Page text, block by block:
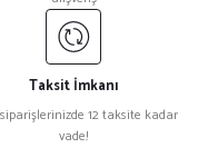
Taksit İmkanı
12 taksite kadar
vade!